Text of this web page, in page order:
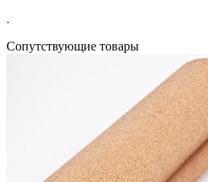
.
Cопутствующие товары